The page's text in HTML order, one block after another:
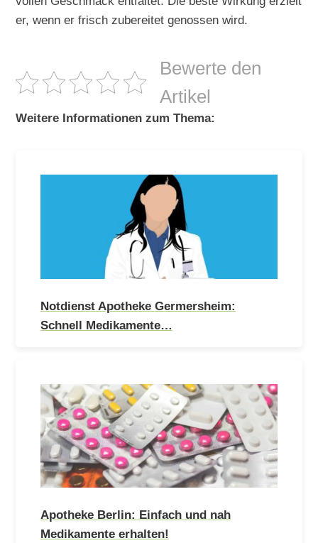
er, wenn er frisch zubereitet genossen wird.
Bewerte den
Artikel
Weitere Informationen zum Thema:
Notdienst Apotheke Germersheim:
Schnell Medikamente…
Apotheke Berlin: Einfach und nah
Medikamente erhalten!